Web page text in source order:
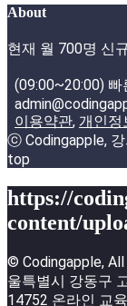
About
현재 월 700명 신
(09:00~20:00)
이용약관, 개인정
ⓒ Codingapple, 강
top
https://
content/
© Codingapple,
울특별시 강동구
14752 온라인 교